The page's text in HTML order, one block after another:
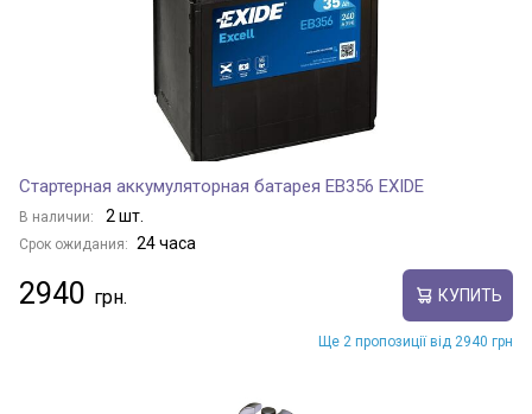
Стартерная аккумуляторная батарея EB356 EXIDE
В наличии: 2 шт.
Срок ожидания: 24 часа
2940 КУПИТЬ
Ще 2 пропозиції від 2940 грн